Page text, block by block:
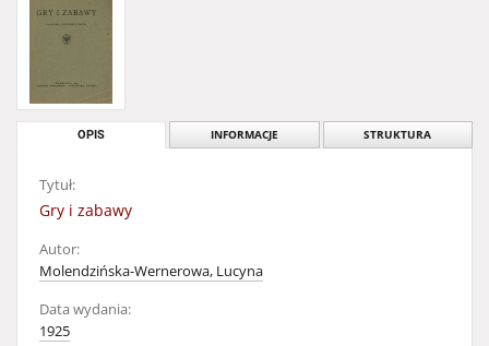
OPIS INFORMACJE STRUKTURA
Tytuł:
Gry i zabawy
Autor:
Molendzińska-Wernerowa, Lucyna
Data wydania:
1925